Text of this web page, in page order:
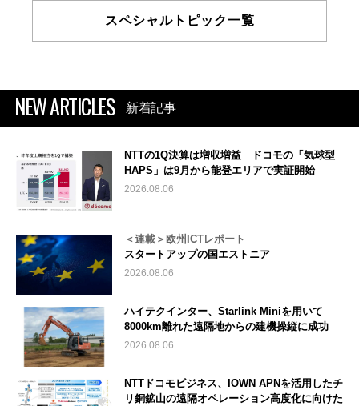
スペシャルトピック一覧
NEW ARTICLES 新着記事
NTTの1Q決算は増収増益 ドコモの「気球型
HAPS」は9月から能登エリアで実証開始
2026.08.06
＜連載＞欧州ICTレポート
スタートアップの国エストニア
2026.08.06
ハイテクインター、Starlink Miniを用いて
8000km離れた遠隔地からの建機操縦に成功
2026.08.06
NTTドコモビジネス、IOWN APNを活用したチ
リ銅鉱山の遠隔オペレーション高度化に向けた